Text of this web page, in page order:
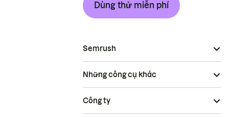
Dùng thử miễn phí
Semrush
Những công cụ khác
Công ty